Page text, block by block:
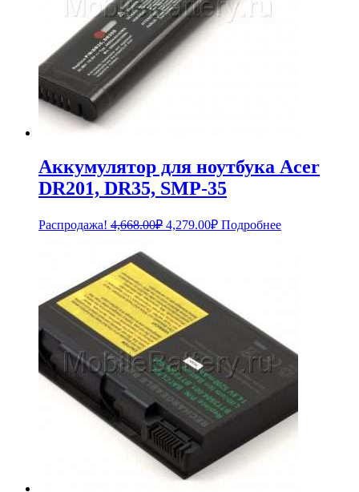
Аккумулятор для ноутбука Acer
DR201, DR35, SMP-35
Распродажа! 4,668.00₽ Первоначальная
4,668.00₽.
4,279.00₽Текущая
цена:
Подробнее